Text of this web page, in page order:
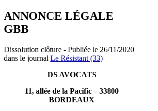
ANNONCE LÉGALE
GBB
Dissolution clôture - Publiée le 26/11/2020
dans le journal Le Résistant (33)
DS AVOCATS
11, allée de la Pacific – 33800
BORDEAUX